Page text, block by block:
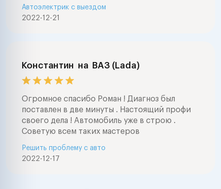
2022-12-21
Автоэлектрик с выездом
Константин на ВАЗ (Lada)
Огромное спасибо Роман ! Диагноз был
поставлен в две минуты . Настоящий профи
своего дела ! Автомобиль уже в строю .
Советую всем таких мастеров
2022-12-17
Решить проблему с авто